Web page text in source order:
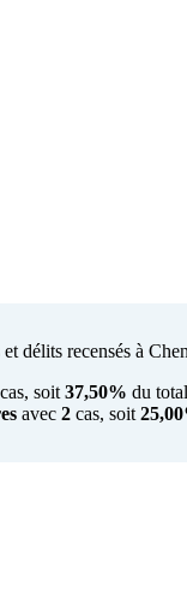
délits recensés à
cas, soit 37,50% du
avec 2 cas, soit